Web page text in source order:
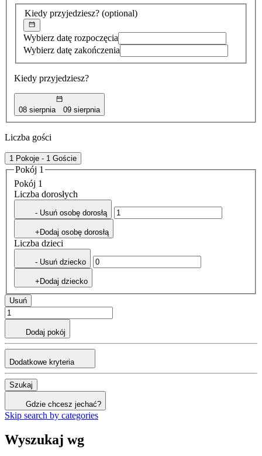
znaleziona
Kiedy przyjedziesz? (optional)
Wybierz datę rozpoczęcia
Wybierz datę zakończenia
Kiedy przyjedziesz?
08 sierpnia 09 sierpnia
Liczba gości
1 Pokoje - 1 Goście
Pokój 1
Pokój 1
Liczba dorosłych
- Usuń osobę dorosłą
+Dodaj osobę dorosłą
Liczba dzieci
- Usuń dziecko
+Dodaj dziecko
Usuń
Dodaj pokój
Dodatkowe kryteria
Szukaj
Gdzie chcesz jechać?
Skip search by categories
Wyszukaj wg